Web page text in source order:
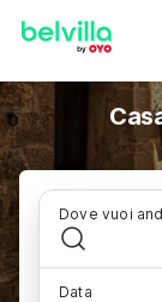
Dove vuoi
Data